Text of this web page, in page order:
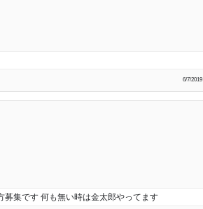
6/7/2019
募集です 何も無い時は金太郎やってます